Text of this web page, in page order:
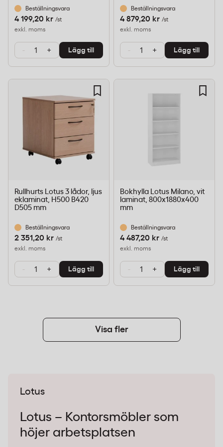
Beställningsvara
4 199,20 kr /st
exkl. moms
- + Lägg till
Beställningsvara
4 879,20 kr /st
exkl. moms
- + Lägg till
Rullhurts Lotus 3 lådor, ljus
eklaminat, H500 B420
D505 mm
Beställningsvara
2 351,20 kr /st
exkl. moms
- + Lägg till
Bokhylla Lotus Milano, vit
laminat, 800x1880x400
mm
Beställningsvara
4 487,20 kr /st
exkl. moms
- + Lägg till
Visa fler
Lotus
Lotus – Kontorsmöbler som
höjer arbetsplatsen